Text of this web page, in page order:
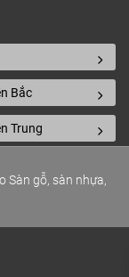
Bắc
Trung
Sàn gỗ, sàn nhựa,